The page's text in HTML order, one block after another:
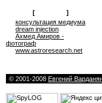
[
]
консультация медиума
dream injection
Ахмед Амиров -
фотограф
www.astroresearch.net
© 2001-2008 Евгений